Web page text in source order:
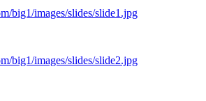
big1/images/slides/slide1.jpg
big1/images/slides/slide2.jpg